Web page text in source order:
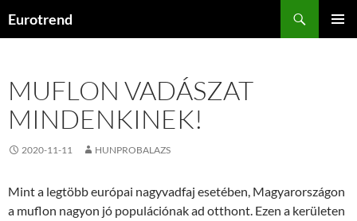
Eurotrend
MUFLON VADÁSZAT
MINDENKINEK!
2020-11-11 HUNPROBALAZS
Mint a legtöbb európai nagyvadfaj esetében, Magyarországon
a muflon nagyon jó populációnak ad otthont. Ezen a kerületen